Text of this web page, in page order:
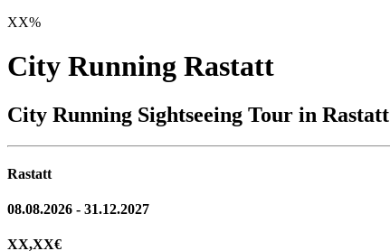
XX%
City Running Rastatt
City Running Sightseeing Tour in Rastatt
Rastatt
08.08.2026 - 31.12.2027
XX,XX€